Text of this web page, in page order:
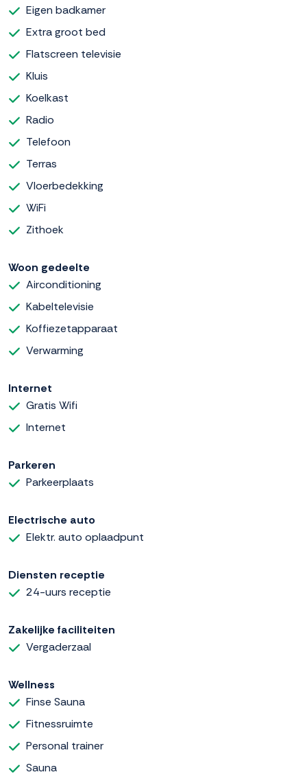
Eigen badkamer
Extra groot bed
Flatscreen televisie
Kluis
Koelkast
Radio
Telefoon
Terras
Vloerbedekking
WiFi
Zithoek
Woon gedeelte
Airconditioning
Kabeltelevisie
Koffiezetapparaat
Verwarming
Internet
Gratis Wifi
Internet
Parkeren
Parkeerplaats
Electrische auto
Elektr. auto oplaadpunt
Diensten receptie
24-uurs receptie
Zakelijke faciliteiten
Vergaderzaal
Wellness
Finse Sauna
Fitnessruimte
Personal trainer
Sauna